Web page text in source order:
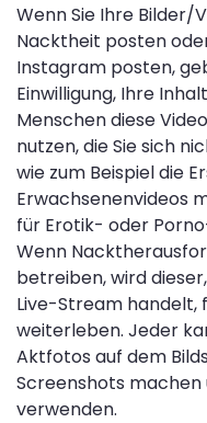
Wenn Sie Ihre Bilder/
Nacktheit posten
Instagram posten,
Einwilligung, Ihre
Menschen diese
nutzen, die Sie sich
wie zum Beispiel die
Erwachsenenvideos
für Erotik- oder
Wenn
betreiben, wird
Live-Stream
weiterleben. Jeder
Aktfotos auf dem
Screenshots machen
verwenden.